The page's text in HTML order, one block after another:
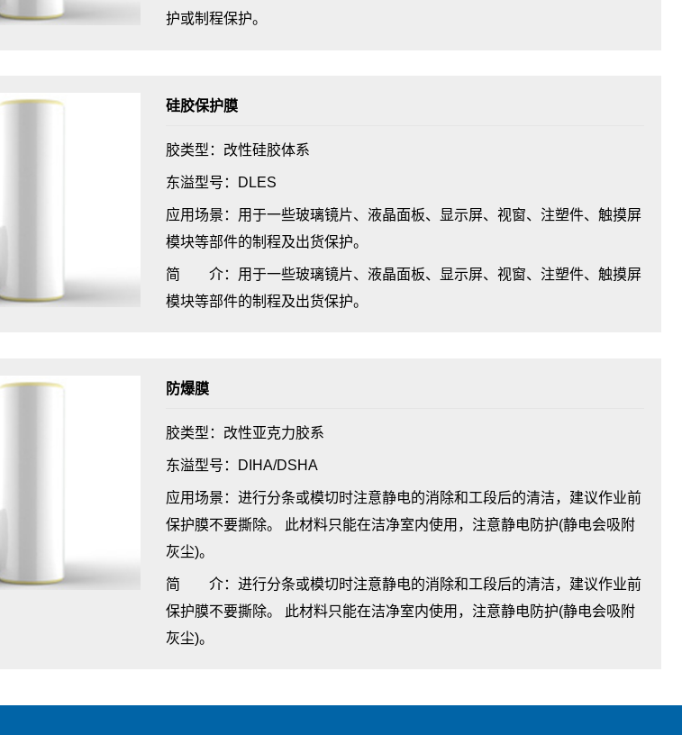
护或制程保护。
硅胶保护膜
胶类型：改性硅胶体系
东溢型号：DLES
应用场景：用于一些玻璃镜片、液晶面板、显示屏、视窗、注塑件、触摸屏
模块等部件的制程及出货保护。
简 介：用于一些玻璃镜片、液晶面板、显示屏、视窗、注塑件、触摸屏
模块等部件的制程及出货保护。
防爆膜
胶类型：改性亚克力胶系
东溢型号：DIHA/DSHA
应用场景：进行分条或模切时注意静电的消除和工段后的清洁，建议作业前
保护膜不要撕除。 此材料只能在洁净室内使用，注意静电防护(静电会吸附
灰尘)。
简 介：进行分条或模切时注意静电的消除和工段后的清洁，建议作业前
保护膜不要撕除。 此材料只能在洁净室内使用，注意静电防护(静电会吸附
灰尘)。